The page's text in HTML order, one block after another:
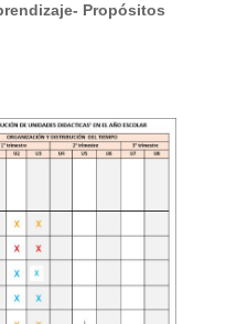
Propósitos